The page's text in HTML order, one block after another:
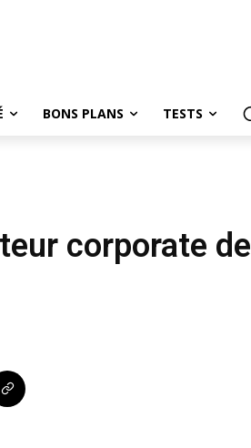
BONS PLANS TESTS
corporate de